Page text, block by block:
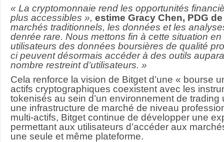
« La cryptomonnaie rend les opportunités
plus accessibles », estime Gracy Chen, PDG
marchés traditionnels, les données et les
denrée rare. Nous mettons fin à cette situation
utilisateurs des données boursières de qualité
ci peuvent désormais accéder à des outils
nombre restreint d’utilisateurs. »
Cela renforce la vision de Bitget d’une « bourse
actifs cryptographiques coexistent avec les
tokenisés au sein d’un environnement de trading
une infrastructure de marché de niveau
multi-actifs, Bitget continue de développer une
permettant aux utilisateurs d’accéder aux
une seule et même plateforme.